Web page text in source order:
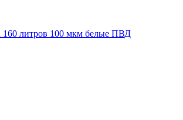
литров 100 мкм белые ПВД